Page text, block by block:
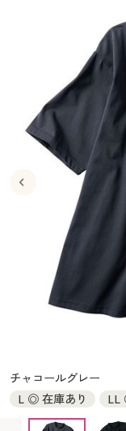
ジュニア・ティーン
メンズファッション
メンズ下着
家電・雑貨すべて
キッチン・雑貨・日
寝具・インテリア
寝具・インテリア
家具・収納
寝具・ベッド
カーテン・ラグ・
美容・健康
美容・健康通販すべ
美容・健康・サプリ
制服・スクール
制服・スクールすべ
制服・学生服
ジュニア・ティーン
大きいサイズ
大きいサイズ通販す
大きいサイズ レデ
大きいサイズ レデ
大きいサイズ 事務
バーゲンセール
シークレットセール
詳細検索
商品カテゴリ一覧
カタログ・チラシ
デジタルカタログ
ジュニア・ティー
キッチン・雑貨・日
寝具・インテリア
寝具・ベッド
カーテン・ラグ・
美容・健康通販すべ
美容・健康・サプリ
制服・スクール
制服・スクールすべ
制服・学生服
ジュニア・ティーン
大きいサイズ
大きいサイズ通販す
大きいサイズ レデ
大きいサイズ レデ
大きいサイズ メンズ
バーゲン
バーゲンセール
シークレットセール
商品カテゴリ一覧
カタログ
カタログ・チラ
カタログ無料プ
チャコールグレー
L ◎ 在庫あり
LL